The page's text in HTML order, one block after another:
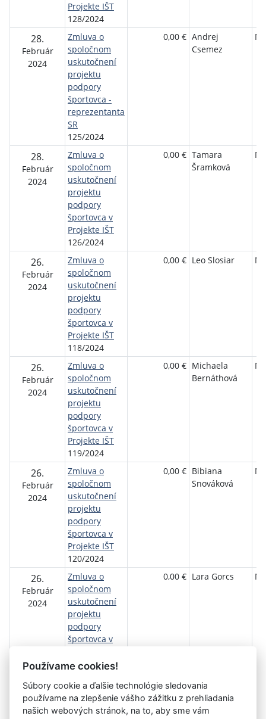
Projekte IŠT
128/2024
28.
Február
2024
Zmluva o
spoločnom
uskutočnení
projektu
podpory
športovca -
reprezentanta
SR
125/2024
0,00 € Andrej
Csemez
28.
Február
2024
Zmluva o
spoločnom
uskutočnení
projektu
podpory
športovca v
Projekte IŠT
126/2024
0,00 € Tamara
Šramková
26.
Február
2024
Zmluva o
spoločnom
uskutočnení
projektu
podpory
športovca v
Projekte IŠT
118/2024
0,00 € Leo Slosiar
26.
Február
2024
Zmluva o
spoločnom
uskutočnení
projektu
podpory
športovca v
Projekte IŠT
119/2024
0,00 € Michaela
Bernáthová
26.
Február
2024
Zmluva o
spoločnom
uskutočnení
projektu
podpory
športovca v
Projekte IŠT
120/2024
0,00 € Bibiana
Snováková
26.
Február
2024
Zmluva o
spoločnom
uskutočnení
projektu
podpory
športovca v
121/2024
0,00 € Lara Gorcs
1Aktuálna
2 3 4 5 6 7 8 9 10
Používame cookies!
Súbory cookie a ďalšie technológie sledovania
používame na zlepšenie vášho zážitku z prehliadania
našich webových stránok, na to, aby sme vám